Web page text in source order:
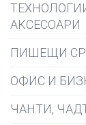
АКСЕСОАРИ
ПИШЕЩИ
ОФИС И
ЧАНТИ,